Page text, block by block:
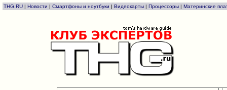
THG.RU | Новости | Смартфоны и ноутбуки | Видеокарты | Процессоры | Материнские